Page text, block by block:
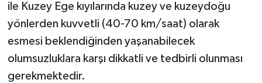
ile Kuzey Ege kıyılarında kuzey ve kuzeydoğu
yönlerden kuvvetli (40-70 km/saat) olarak
esmesi beklendiğinden yaşanabilecek
olumsuzluklara karşı dikkatli ve tedbirli olunması
gerekmektedir.